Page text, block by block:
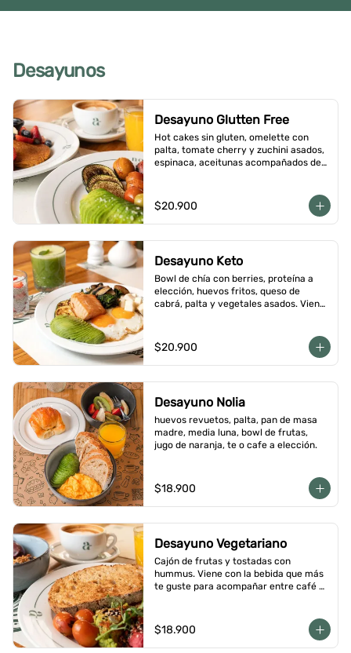
Desayunos
Desayuno Glutten Free
Hot cakes sin gluten, omelette con
palta, tomate cherry y zuchini asados,
espinaca, aceitunas acompañados de
$20.900
Desayuno Keto
Bowl de chía con berries, proteína a
elección, huevos fritos, queso de
cabrá, palta y vegetales asados. Viene
$20.900
Desayuno Nolia
huevos revuetos, palta, pan de masa
madre, media luna, bowl de frutas,
jugo de naranja, te o cafe a elección.
$18.900
Desayuno Vegetariano
Cajón de frutas y tostadas con
hummus. Viene con la bebida que más
te guste para acompañar entre café o
$18.900